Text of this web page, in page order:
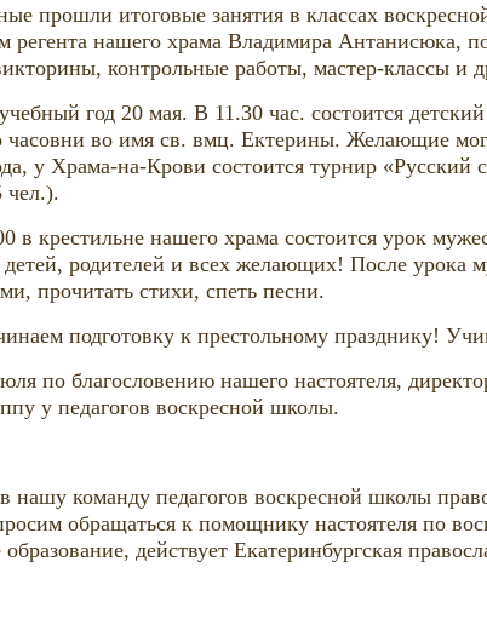
прошли итоговые занятия в классах
регента нашего храма Владимира Антанисюка,
контрольные работы, мастер-классы и
год 20 мая. В 11.30 час. состоится
часовни во имя св. вмц. Ектерины. Желающие
у Храма-на-Крови состоится турнир
чел.).
в крестильне нашего храма состоится урок
родителей и всех желающих! После урока
прочитать стихи, спеть песни.
подготовку к престольному празднику!
по благословению нашего настоятеля,
у педагогов воскресной школы.
команду педагогов воскресной школы
обращаться к помощнику настоятеля по
действует Екатеринбургская